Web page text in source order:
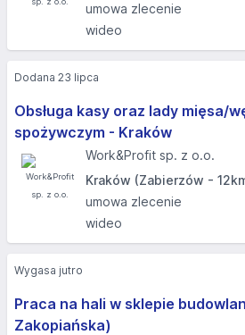
umowa zlecenie
wideo
Obsługa kasy oraz lady mięsa/
spożywczym - Kraków
Work&Profit sp. z o.o.
Kraków (Zabierzów -
umowa zlecenie
wideo
Dodana 23 lipca
Praca na hali w sklepie
Zakopiańska)
Wygasa jutro